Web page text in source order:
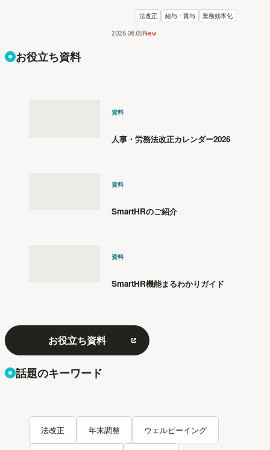
リスク管理
法改正 給与・賞与 業務効率化
2026.08 05New
お役立ち資料
資料
人事・労務法改正カレンダー2026
資料
SmartHRのご紹介
資料
SmartHR機能まるわかりガイド
お役立ち資料
話題のキーワード
法改正 年末調整 ウェルビーイング